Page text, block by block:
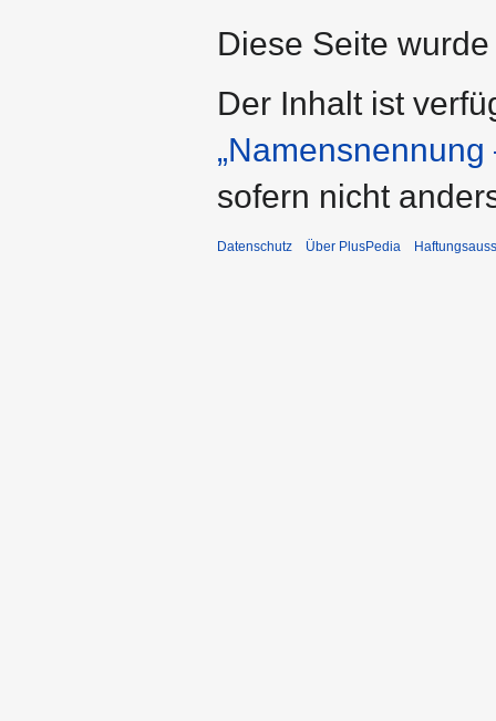
Diese Seite
Der Inhalt ist
sofern nicht
Datenschutz Über PlusPedia